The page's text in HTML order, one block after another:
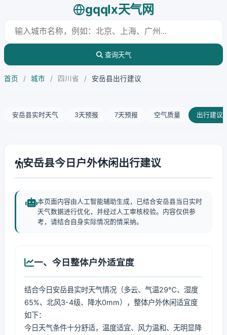
gqqlx天气网
查询天气
首页 / 城市 / 四川省 / 安岳县出行建议
安岳县实时天气 3天预报 7天预报 空气质量 出行建议
安岳县今日户外休闲出行建议
本页面内容由人工智能辅助生成，已结合安岳县当日实时
天气数据进行优化，并经过人工审核校验。内容仅供参
考，请结合自身实际情况酌情采纳。
一、今日整体户外适宜度
结合今日安岳县实时天气情况（多云、气温29℃、湿度
65%、北风3-4级、降水0mm），整体户外休闲适宜度
如下：
今日天气条件十分舒适，温度适宜、风力温和、无明显降